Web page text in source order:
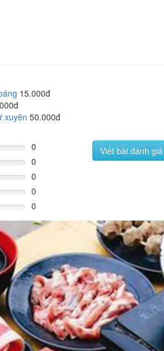
15.000đ
xuyên 50.000đ
0
0
0
0
0
Viết bài đánh giá